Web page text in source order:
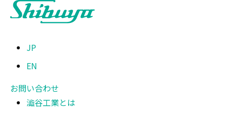
JP
EN
お問い合わせ
澁谷工業とは